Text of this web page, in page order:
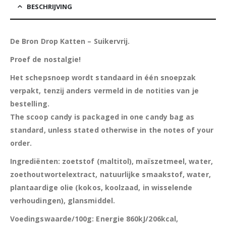
BESCHRIJVING
De Bron Drop Katten – Suikervrij.
Proef de nostalgie!
Het schepsnoep wordt standaard in één snoepzak
verpakt, tenzij anders vermeld in de notities van je
bestelling.
The scoop candy is packaged in one candy bag as
standard, unless stated otherwise in the notes of your
order.
Ingrediënten: zoetstof (maltitol), maïszetmeel, water,
zoethoutwortelextract, natuurlijke smaakstof, water,
plantaardige olie (kokos, koolzaad, in wisselende
verhoudingen), glansmiddel.
Voedingswaarde/100g: Energie 860kJ/206kcal,